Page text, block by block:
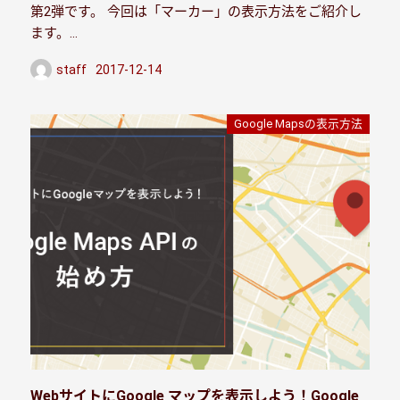
第2弾です。 今回は「マーカー」の表示方法をご紹介し
ます。…
staff
投稿日
2017-12-14
Google Mapsの表示方法
WebサイトにGoogle マップを表示しよう！Google